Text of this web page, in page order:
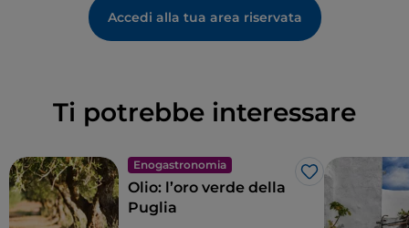
Accedi alla tua area riservata
Ti potrebbe interessare
Enogastronomia
Like
Olio: l’oro verde della
Puglia